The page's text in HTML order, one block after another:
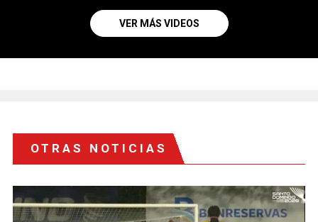
VER MÁS VIDEOS
OTRAS NOTICIAS